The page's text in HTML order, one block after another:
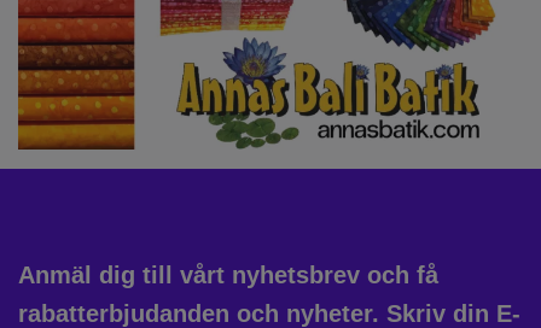
Anmäl dig till vårt nyhetsbrev och få
rabatterbjudanden och nyheter. Skriv din E-